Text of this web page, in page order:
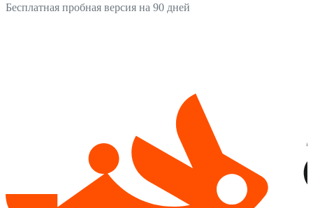
Бесплатная пробная версия на 90 дней